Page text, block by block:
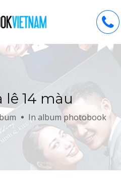
14 màu
In album photobook